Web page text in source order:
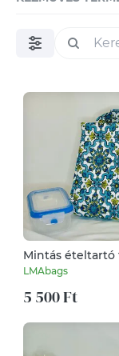
Mintás ételtartó
LMAbags
5 500 Ft